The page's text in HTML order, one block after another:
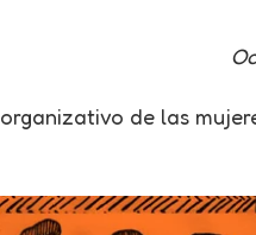
de las